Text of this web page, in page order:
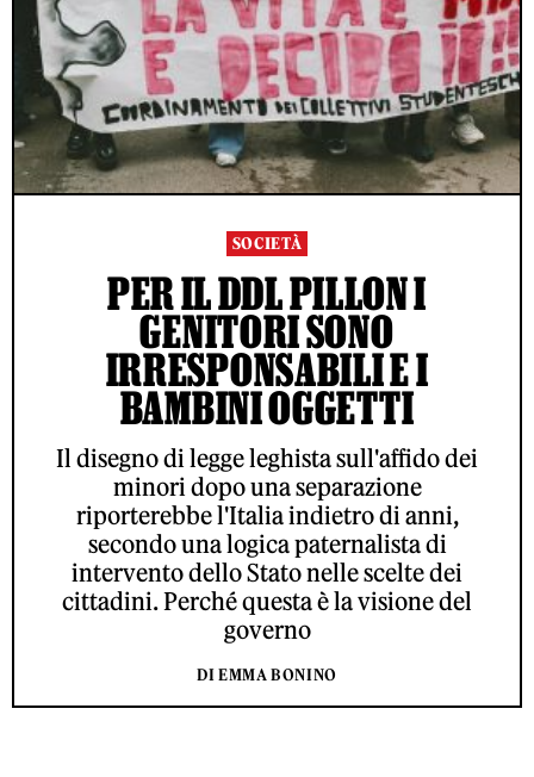
SOCIETÀ
PER IL DDL PILLON I
GENITORI SONO
IRRESPONSABILI E I
BAMBINI OGGETTI
Il disegno di legge leghista sull'affido dei
minori dopo una separazione
riporterebbe l'Italia indietro di anni,
secondo una logica paternalista di
intervento dello Stato nelle scelte dei
cittadini. Perché questa è la visione del
governo
DI EMMA BONINO